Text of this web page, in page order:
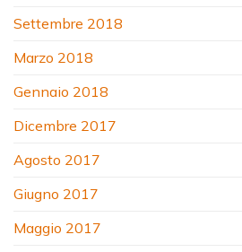
Settembre 2018
Marzo 2018
Gennaio 2018
Dicembre 2017
Agosto 2017
Giugno 2017
Maggio 2017